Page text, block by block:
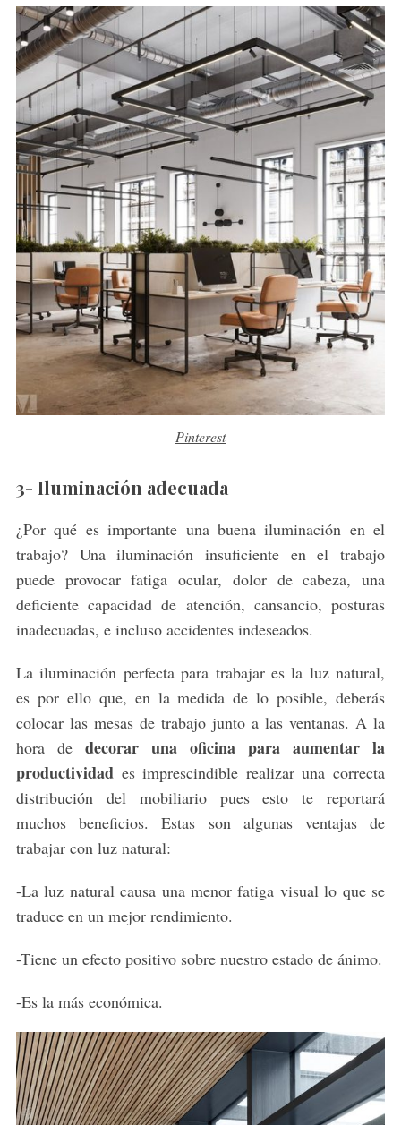
Pinterest
3- Iluminación adecuada
¿Por qué es importante una buena iluminación en el
trabajo? Una iluminación insuficiente en el trabajo
puede provocar fatiga ocular, dolor de cabeza, una
deficiente capacidad de atención, cansancio, posturas
inadecuadas, e incluso accidentes indeseados.
La iluminación perfecta para trabajar es la luz natural,
es por ello que, en la medida de lo posible, deberás
colocar las mesas de trabajo junto a las ventanas. A la
hora de decorar una oficina para aumentar la
productividades imprescindible realizar una correcta
distribución del mobiliario pues esto te reportará
muchos beneficios. Estas son algunas ventajas de
trabajar con luz natural:
-La luz natural causa una menor fatiga visual lo que se
traduce en un mejor rendimiento.
-Tiene un efecto positivo sobre nuestro estado de ánimo.
-Es la más económica.